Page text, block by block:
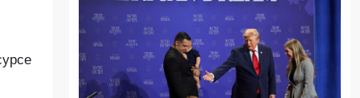
Джейхун Байрамов и Андрей Сибига проводят
встречу в Киеве
16:28, 06.08.2026
Гави покрасил волосы в розовый цвет в честь
победы Испании на ЧМ-2026
16:16, 06.08.2026